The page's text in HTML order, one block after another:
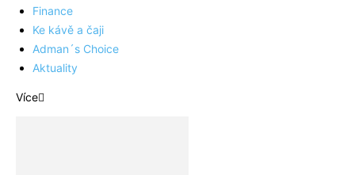
Finance
Ke kávě a čaji
Adman´s Choice
Aktuality
Více